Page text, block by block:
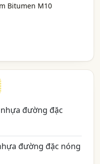
Bitumen M10
đường đặc
đường đặc nóng